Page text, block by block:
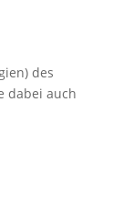
des
dabei auch